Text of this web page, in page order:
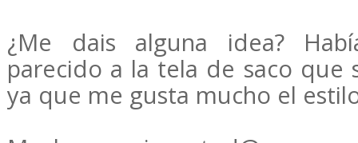
¿Me dais alguna idea?
parecido a la tela de saco que
ya que me gusta mucho el